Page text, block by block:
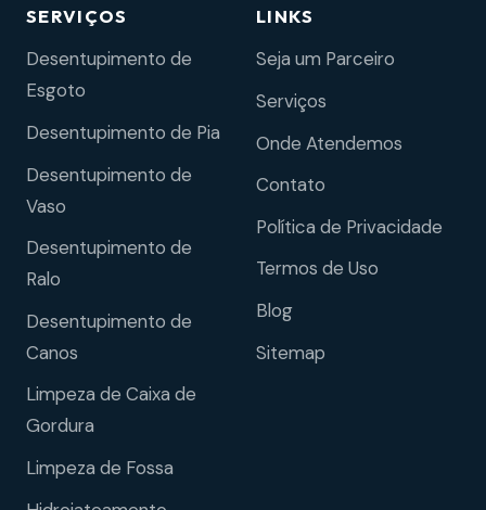
SERVIÇOS
Desentupimento de
Esgoto
Desentupimento de Pia
Desentupimento de
Vaso
Desentupimento de
Ralo
Desentupimento de
Canos
Limpeza de Caixa de
Gordura
Limpeza de Fossa
LINKS
Seja um Parceiro
Serviços
Onde Atendemos
Contato
Política de Privacidade
Termos de Uso
Blog
Sitemap